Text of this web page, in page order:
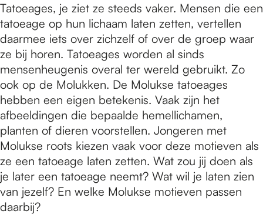
Tatoeages, je ziet ze steeds vaker. Mensen die een
tatoeage op hun lichaam laten zetten, vertellen
daarmee iets over zichzelf of over de groep waar
ze bij horen. Tatoeages worden al sinds
mensenheugenis overal ter wereld gebruikt. Zo
ook op de Molukken. De Molukse tatoeages
hebben een eigen betekenis. Vaak zijn het
afbeeldingen die bepaalde hemellichamen,
planten of dieren voorstellen. Jongeren met
Molukse roots kiezen vaak voor deze motieven als
ze een tatoeage laten zetten. Wat zou jij doen als
je later een tatoeage neemt? Wat wil je laten zien
van jezelf? En welke Molukse motieven passen
daarbij?